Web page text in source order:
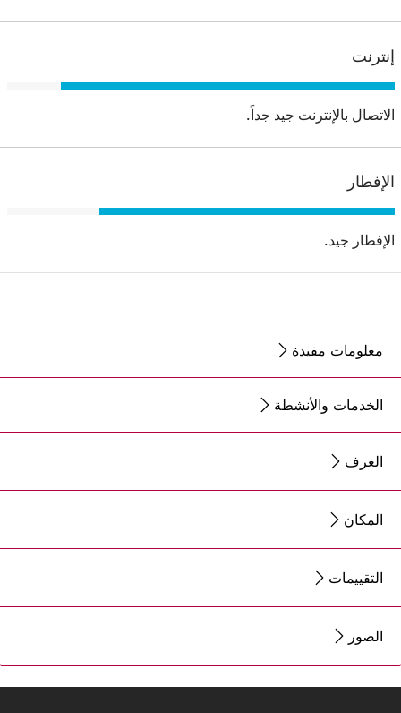
إنترنت
الاتصال بالإنترنت جيد جداً.
الإفطار
الإفطار جيد.
معلومات مفيدة
الخدمات والأنشطة
الغرف
المكان
التقييمات
الصور